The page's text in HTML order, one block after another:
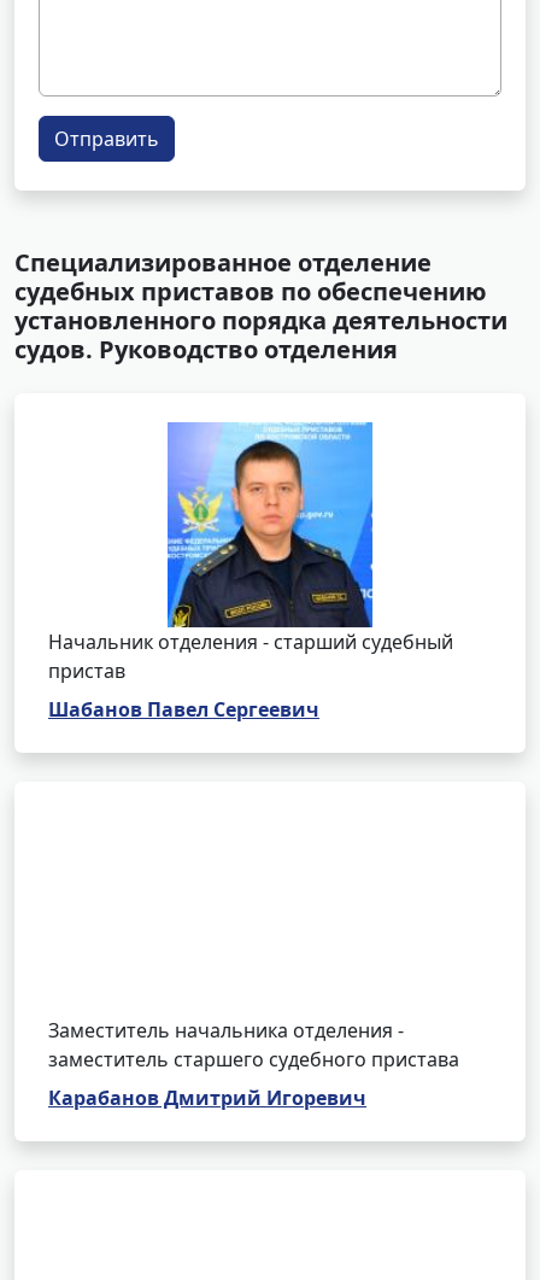
Отправить
Специализированное отделение
судебных приставов по обеспечению
установленного порядка деятельности
судов. Руководство отделения
Начальник отделения - старший судебный
пристав
Шабанов Павел Сергеевич
Заместитель начальника отделения -
заместитель старшего судебного пристава
Карабанов Дмитрий Игоревич